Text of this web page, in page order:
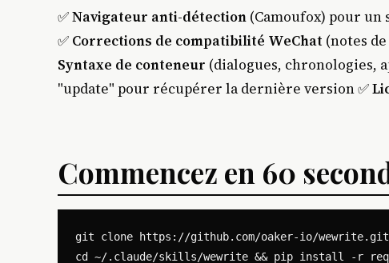
✅Navigateur anti-détection (Camoufox) pour un
✅ Corrections de compatibilité WeChat (notes
Syntaxe de conteneur (dialogues, chronologies,
"update" pour récupérer la dernière version ✅
Commencez en 60
git clone https://github.com/oaker-io/